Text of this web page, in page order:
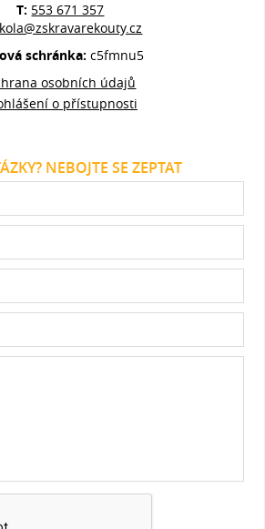
T: 553 671 357
schránka: c5fmnu5
osobních údajů
o přístupnosti
NEBOJTE SE ZEPTAT